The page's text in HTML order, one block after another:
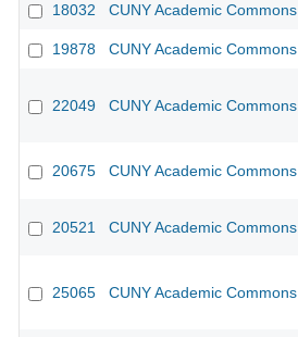
18032 CUNY Academic Commons
19878 CUNY Academic Commons
22049 CUNY Academic Commons
20675 CUNY Academic Commons
20521 CUNY Academic Commons
25065 CUNY Academic Commons